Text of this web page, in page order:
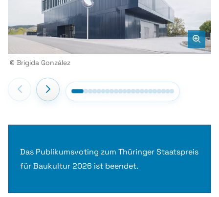
© Brigida González
Das Publikumsvoting zum Thüringer Staatspreis
für Baukultur 2026 ist beendet.